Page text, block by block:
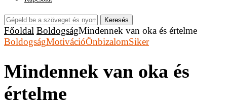
Keresés
Főoldal BoldogságMindennek van oka és értelme
BoldogságMotivációÖnbizalomSiker
Mindennek van oka és
értelme